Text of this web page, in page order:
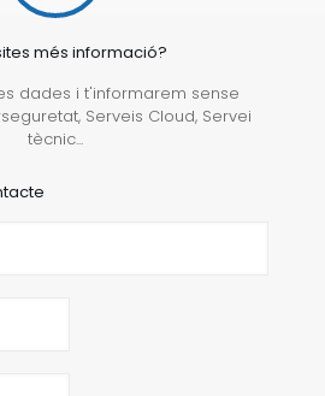
més informació?
dades i t'informarem sense
Serveis Cloud, Servei
tècnic...